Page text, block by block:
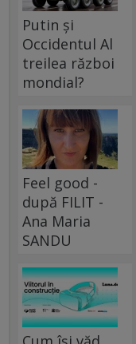
Putin și
Occidentul Al
treilea război
mondial?
Feel good -
după FILIT -
Ana Maria
SANDU